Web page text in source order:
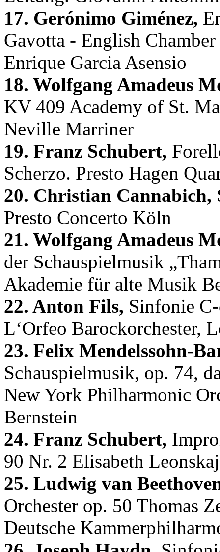
17. Gerónimo Giménez,
Gavotta - English
Enrique Garcia Asensio
18. Wolfgang Amadeus
KV 409 Academy of St.
Neville Marriner
19. Franz Schubert,
Scherzo. Presto Hagen
20. Christian Cannabich,
Presto Concerto Köln
21. Wolfgang Amadeus
der Schauspielmusik
Akademie für alte Musik
22. Anton Fils, Sinfonie
L‘Orfeo Barockorchester,
23. Felix Mendelssohn-
Schauspielmusik, op. 74,
New York Philharmonic
Bernstein
24. Franz Schubert,
90 Nr. 2 Elisabeth
25. Ludwig van
Orchester op. 50 Thomas
Deutsche